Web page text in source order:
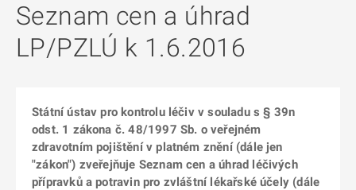
Seznam cen a úhrad
LP/PZLÚ k 1.6.2016
Státní ústav pro kontrolu léčiv v souladu s § 39n
odst. 1 zákona č. 48/1997 Sb. o veřejném
zdravotním pojištění v platném znění (dále jen
"zákon") zveřejňuje Seznam cen a úhrad léčivých
přípravků a potravin pro zvláštní lékařské účely (dále